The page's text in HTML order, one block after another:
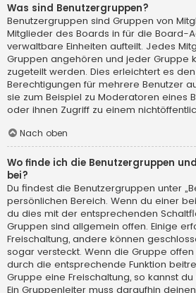
Was sind Benutzergruppen?
Benutzergruppen sind Gruppen von
Mitglieder des Boards in für die Board-
verwaltbare Einheiten aufteilt. Jedes
Gruppen angehören und jeder Gruppe
zugeteilt werden. Dies erleichtert es
Berechtigungen für mehrere Benutzer
sie zum Beispiel zu Moderatoren eines
oder ihnen Zugriff zu einem
Nach oben
Wo finde ich die Benutzergruppen
bei?
Du findest die Benutzergruppen unter
persönlichen Bereich. Wenn du einer
du dies mit der entsprechenden
Gruppen sind allgemein offen. Einige
Freischaltung, andere können
sogar versteckt. Wenn die Gruppe
durch die entsprechende Funktion
Gruppe eine Freischaltung, so kannst
Ein Gruppenleiter muss daraufhin